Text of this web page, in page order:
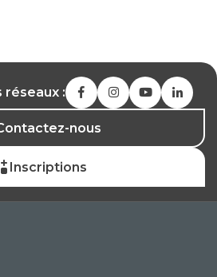
réseaux :
nous
Inscriptions